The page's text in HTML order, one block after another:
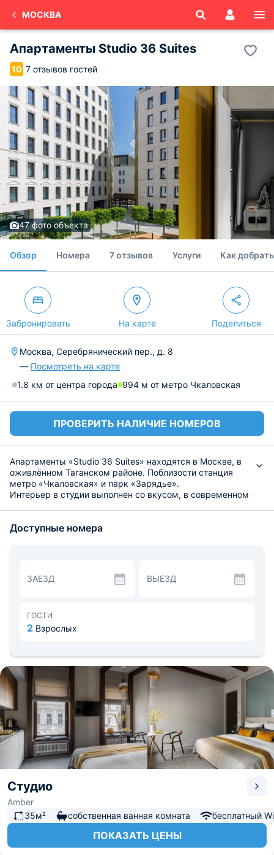
МОСКВА
Апартаменты Studio 36 Suites
10 7 отзывов гостей
47 фото объекта
Обзор Номера 7 отзывов Услуги Как
Забронировать На карте Поделиться
Москва, Серебрянический пер., д. 8
— Посмотреть на карте
1.8 км от центра города 994 м от метро Чкаловская
ПРОВЕРИТЬ НАЛИЧИЕ НОМЕРОВ
Апартаменты «Studio 36 Suites» находятся в Москве, в
оживлённом Таганском районе. Поблизости станция
метро «Чкаловская» и парк «Зарядье».
Интерьер в студии выполнен со вкусом, в современном
кондиционер и Wi-fi.
любимых блюд. Рядом расположены многочисленные
рестораны и кафе.
ГУМ. Расстояние до аэропорта Шереметьево - 28,1 км,
до Курского железнодорожного вокзала - 1,2 км.
Доступные номера
ЗАЕЗД ВЫЕЗД
ГОСТИ
2 Взрослых
Студио
Amber
35м²
собственная ванная комната бесплатный
ПОКАЗАТЬ ЦЕНЫ